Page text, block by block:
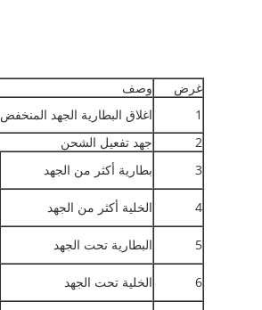
غرض وصف
1
اغلاق البطارية الجهد المنخفض
2
جهد تفعيل الشحن
3
بطارية أكثر من الجهد
4
الخلية أكثر من الجهد
5
البطارية تحت الجهد
6
الخلية تحت الجهد